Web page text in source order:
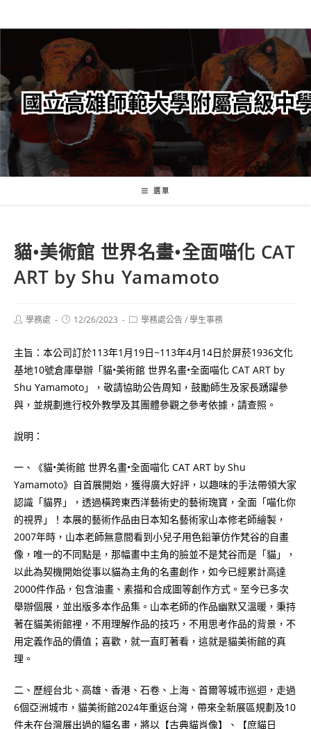
轉
要
內
容
選單
貓•美術館 世界名畫•全面喵化 CAT
ART by Shu Yamamoto
Post學務處
Post12/26/2023
Post學務處公告/學生事務
主旨：本公司訂於113年1月19日~113年4月14日於屏菸1936文化
基地10號倉庫舉辦「貓•美術館 世界名畫•全面喵化 CAT ART by
Shu Yamamoto」，敬請協助公告周知，鼓勵師生及家長踴躍參
與，並規劃進行校外教學及其團體參觀之參考依據，請查照。
說明：
一、《貓•美術館 世界名畫•全面喵化 CAT ART by Shu
Yamamoto》自首展開始，獲得廣大好評，以趣味的手法帶領大家
認識「貓界」，透過橫跨東西洋藝術史的藝術瑰寶，全面「喵化你
的視界」！本展的藝術作品由日本知名藝術家山本修老師繪製，
2007年時，山本老師無意間看到小兒子用色鉛筆仿作梵谷的自畫
像，唯一的不同點是，那幅畫中主角的臉並不是梵谷而是「貓」，
以此為契機開始從事以貓為主角的名畫創作，如今已經累計高達
2000件作品，包含油畫、素描和合成圖等創作方式。至今已多次
舉辦個展，並出版多本作品集。山本老師的作品幽默又溫暖，秉持
著在貓美術館裡，不用理解作品的技巧，不用思考作品的背景，不
用定義作品的價值；喜歡，就一直盯著看，這就是貓美術館的真
理。
二、歷經台北、高雄、香港、石卷、上海、首爾等城市巡迴，走過
6個亞洲城市，貓美術館2024年重返台灣，帶來全新展區規劃及10
件未在台灣展出過的貓名畫，將以【古典貓肖像】、【庶貓日